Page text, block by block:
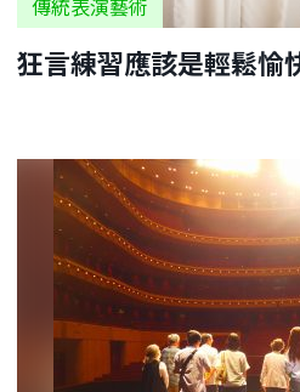
狂言練習應該是輕鬆愉